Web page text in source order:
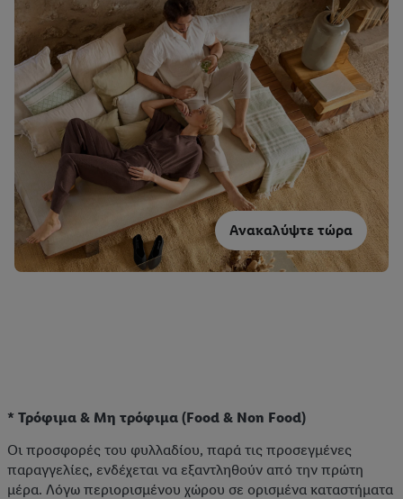
Ανακαλύψτε τώρα
* Τρόφιμα & Μη τρόφιμα (Food & Non Food)
Οι προσφορές του φυλλαδίου, παρά τις προσεγμένες
παραγγελίες, ενδέχεται να εξαντληθούν από την πρώτη
μέρα. Λόγω περιορισμένου χώρου σε ορισμένα καταστήματα